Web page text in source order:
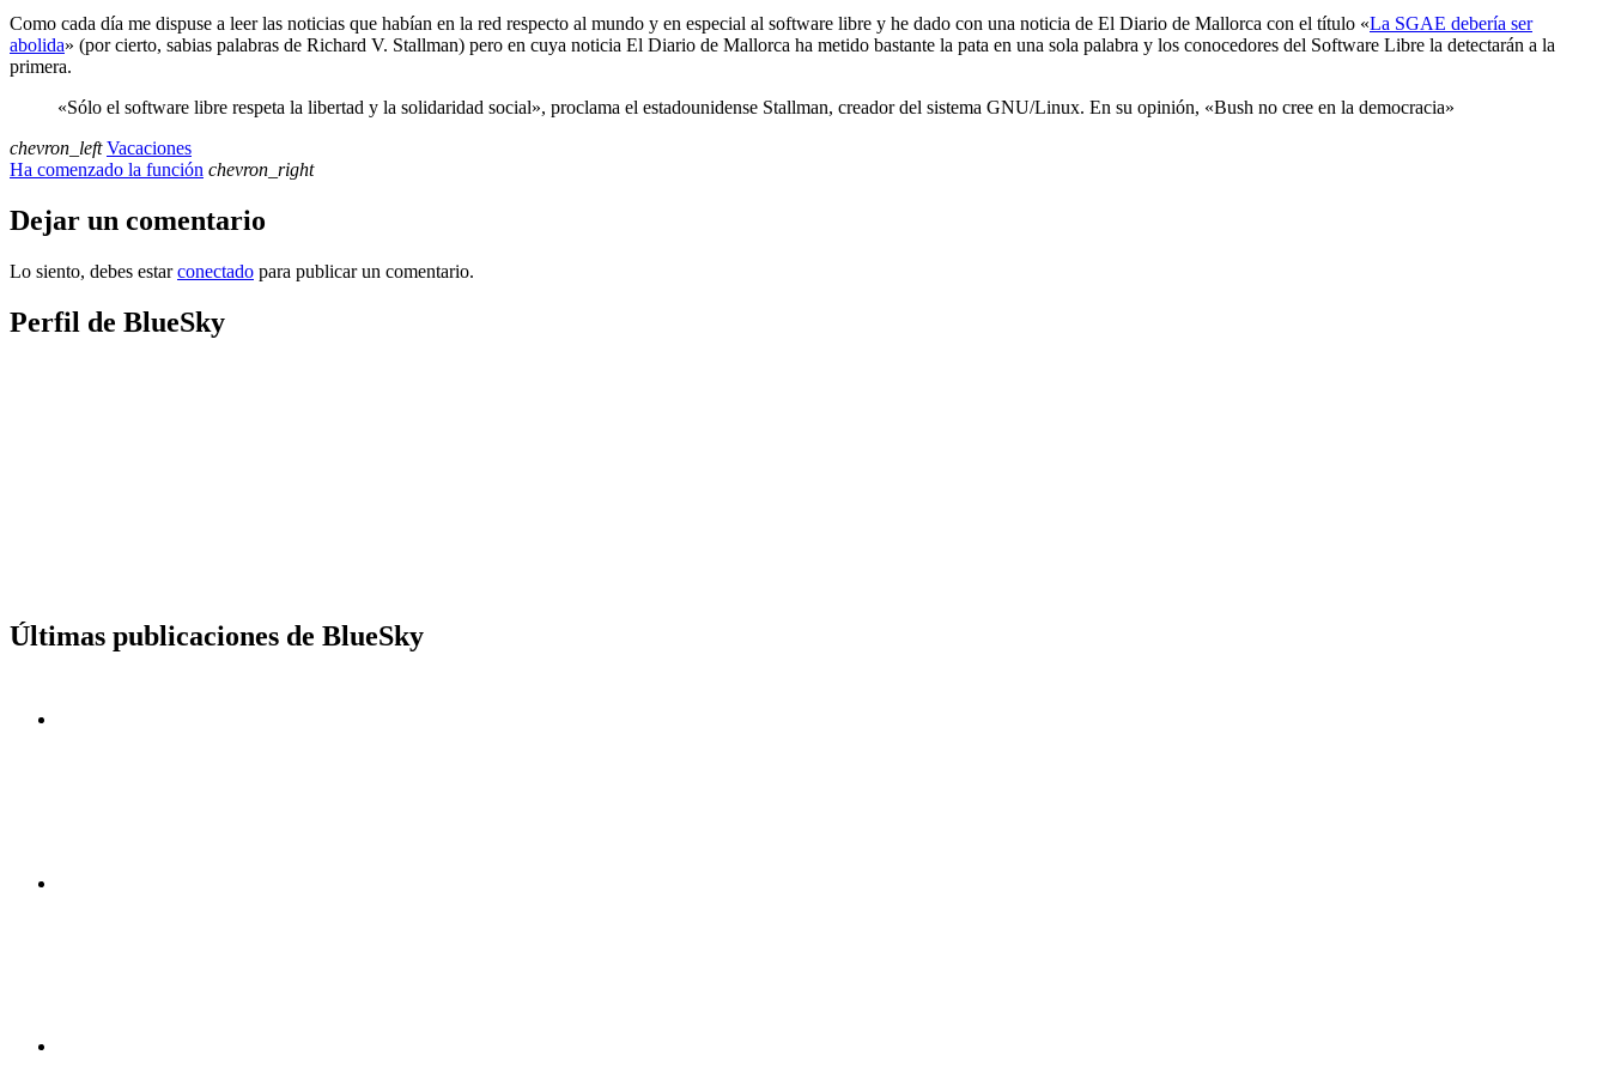
Como cada día me dispuse a leer las noticias que habían en la red respecto al mundo y en especial al software libre y he dado con una noticia de El Diario de Mallorca con el título «La SGAE debería ser
abolida» (por cierto, sabias palabras de Richard V. Stallman) pero en cuya noticia El Diario de Mallorca ha metido bastante la pata en una sola palabra y los conocedores del Software Libre la detectarán a la
primera.
«Sólo el software libre respeta la libertad y la solidaridad social», proclama el estadounidense Stallman, creador del sistema GNU/Linux. En su opinión, «Bush no cree en la democracia»
chevron_left Vacaciones
Ha comenzado la función chevron_right
Dejar un comentario
Lo siento, debes estarconectado para publicar un comentario.
Perfil de BlueSky
Últimas publicaciones de BlueSky